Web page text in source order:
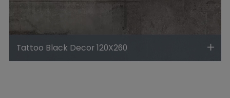
Tattoo Black Decor 120X260